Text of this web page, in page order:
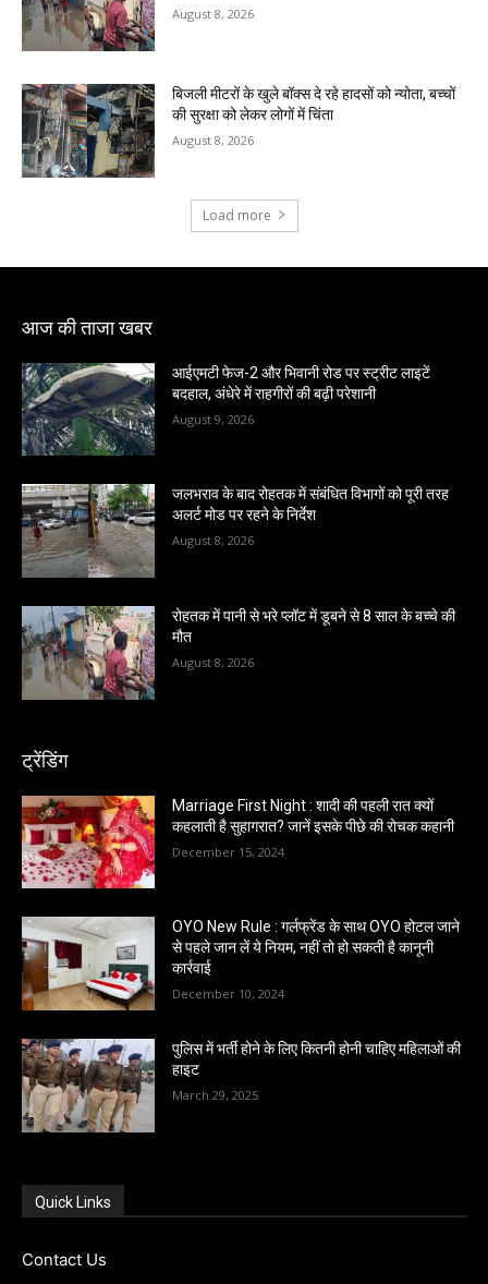
August 8, 2026
बिजली मीटरों के खुले बॉक्स दे रहे हादसों को न्योता, बच्चों
की सुरक्षा को लेकर लोगों में चिंता
August 8, 2026
Load more
आज की ताजा खबर
आईएमटी फेज-2 और भिवानी रोड पर स्ट्रीट लाइटें
बदहाल, अंधेरे में राहगीरों की बढ़ी परेशानी
August 9, 2026
जलभराव के बाद रोहतक में संबंधित विभागों को पूरी तरह
अलर्ट मोड पर रहने के निर्देश
August 8, 2026
रोहतक में पानी से भरे प्लॉट में डूबने से 8 साल के बच्चे की
मौत
August 8, 2026
ट्रेंडिंग
Marriage First Night : शादी की पहली रात क्यों
कहलाती है सुहागरात? जानें इसके पीछे की रोचक कहानी
December 15, 2024
OYO New Rule : गर्लफ्रेंड के साथ OYO होटल जाने
से पहले जान लें ये नियम, नहीं तो हो सकती है कानूनी
कार्रवाई
December 10, 2024
पुलिस में भर्ती होने के लिए कितनी होनी चाहिए महिलाओं की
हाइट
March 29, 2025
Quick Links
Contact Us